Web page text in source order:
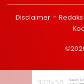
Disclaimer Redaksi